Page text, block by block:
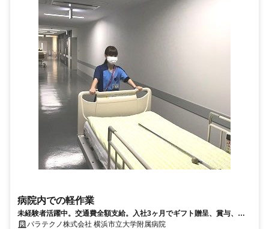
病院内での軽作業
未経験者活躍中。交通費全額支給。入社3ヶ月でギフト贈呈、賞与、プ
ライベート会食補助金制度あり
パラテクノ株式会社 横浜市立大学附属病院